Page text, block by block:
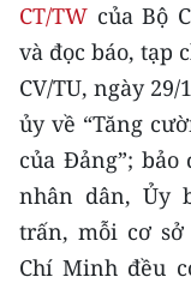
54 DÂN TỘC VIỆT
CHƯƠNG TRÌNH
MỘT SẢN PHẨM
RADIO
MEDIA CENTER
CT/TW của Bộ
và đọc báo, tạp
CV/TU, ngày
ủy về “Tăng
của Đảng”;
nhân dân, Ủy
trấn, mỗi cơ sở
Chí Minh đều